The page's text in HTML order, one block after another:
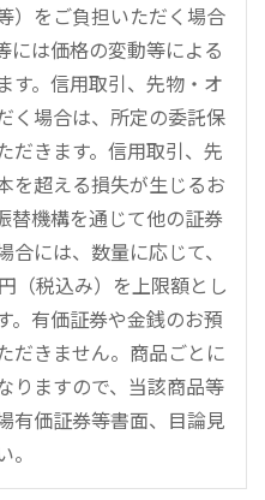
）をご負担いただく場合
には価格の変動等による
す。信用取引、先物・オ
く場合は、所定の委託保
だきます。信用取引、先
を超える損失が生じるお
替機構を通じて他の証券
には、数量に応じて、
（税込み）を上限額とし
。有価証券や金銭のお預
だきません。商品ごとに
りますので、当該商品等
有価証券等書面、目論見